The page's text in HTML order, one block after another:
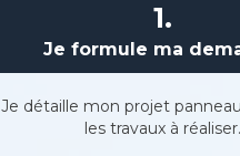
1.
Je formule ma
Je détaille mon projet
les travaux à réaliser.